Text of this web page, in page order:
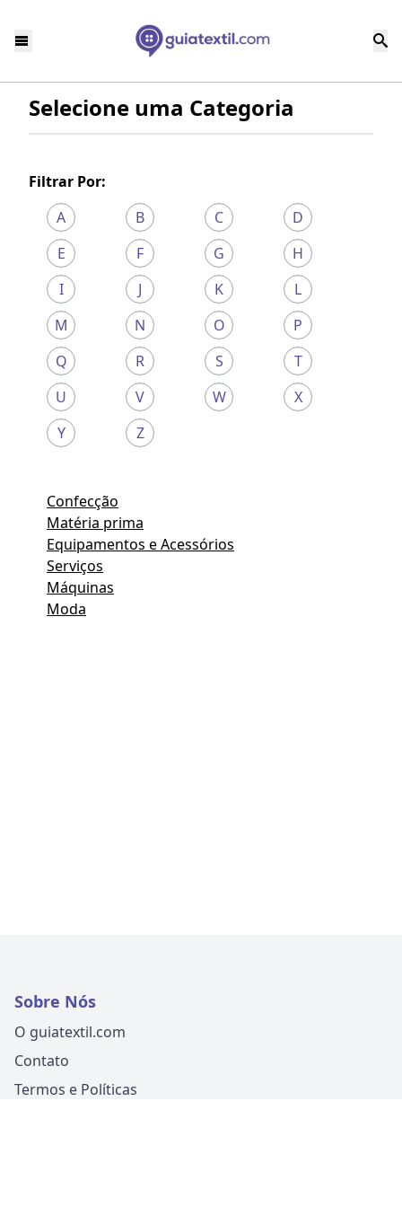
Selecione uma Categoria
Filtrar Por:
A
B C
D
E
F G
H
I
J K
L
M
N O
P
Q
R S
T
U
V W
X
Y
Z
Confecção
Matéria prima
Equipamentos e Acessórios
Serviços
Máquinas
Moda
Sobre Nós
O guiatextil.com
Contato
Termos e Políticas